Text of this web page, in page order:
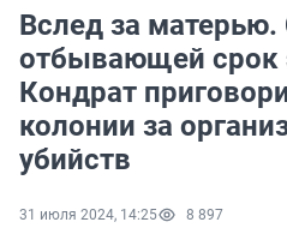
Вслед за
отбывающей срок
Кондрат
колонии за
убийств
31 июля 2024, 14:25 8 897